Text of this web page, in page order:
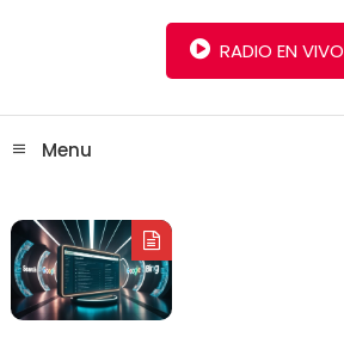
RADIO EN VIVO
Menu